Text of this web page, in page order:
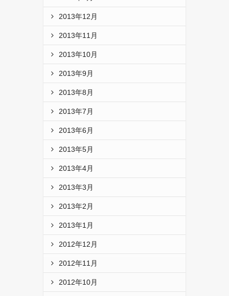
2013年12月
2013年11月
2013年10月
2013年9月
2013年8月
2013年7月
2013年6月
2013年5月
2013年4月
2013年3月
2013年2月
2013年1月
2012年12月
2012年11月
2012年10月